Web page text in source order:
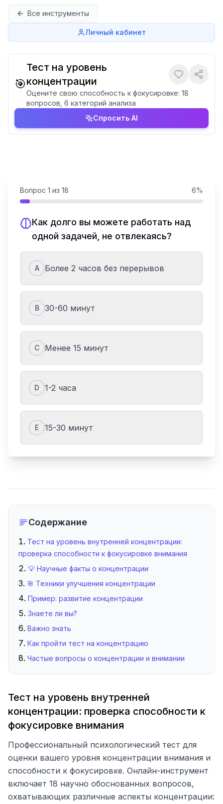
Все инструменты
Личный кабинет
🎯
Тест на уровень
концентрации
Оцените свою способность к фокусировке: 18
вопросов, 6 категорий анализа
Спросить AI
Вопрос 1 из 18 6%
Как долго вы можете работать над
одной задачей, не отвлекаясь?
A Более 2 часов без перерывов
B 30-60 минут
C Менее 15 минут
D 1-2 часа
E 15-30 минут
Содержание
Тест на уровень внутренней концентрации:
проверка способности к фокусировке внимания
💡 Научные факты о концентрации
🎯 Техники улучшения концентрации
Пример: развитие концентрации
Знаете ли вы?
Важно знать
Как пройти тест на концентрацию
Частые вопросы о концентрации и внимании
Тест на уровень внутренней
концентрации: проверка способности к
фокусировке внимания
Профессиональный психологический тест для
оценки вашего уровня концентрации внимания и
способности к фокусировке. Онлайн-инструмент
включает 18 научно обоснованных вопросов,
охватывающих различные аспекты концентрации: